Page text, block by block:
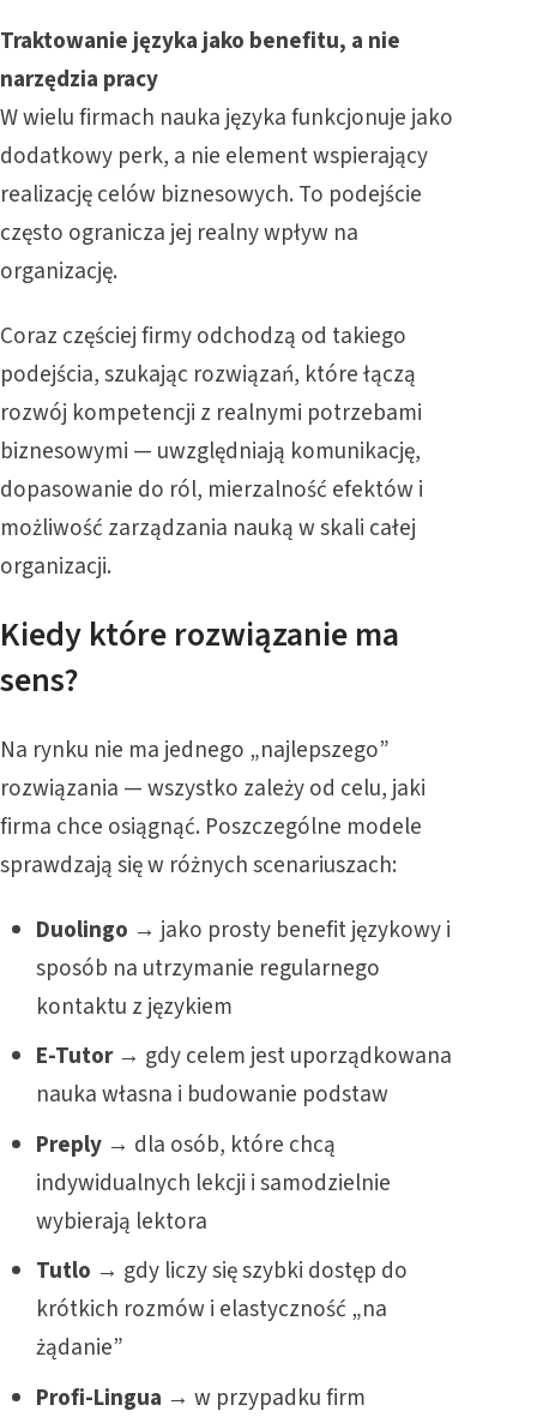
Traktowanie języka jako benefitu, a nie
narzędzia pracy
W wielu firmach nauka języka funkcjonuje jako
dodatkowy perk, a nie element wspierający
realizację celów biznesowych. To podejście
często ogranicza jej realny wpływ na
organizację.
Coraz częściej firmy odchodzą od takiego
podejścia, szukając rozwiązań, które łączą
rozwój kompetencji z realnymi potrzebami
biznesowymi — uwzględniają komunikację,
dopasowanie do ról, mierzalność efektów i
możliwość zarządzania nauką w skali całej
organizacji.
Kiedy które rozwiązanie ma
sens?
Na rynku nie ma jednego „najlepszego”
rozwiązania — wszystko zależy od celu, jaki
firma chce osiągnąć. Poszczególne modele
sprawdzają się w różnych scenariuszach:
Duolingo → jako prosty benefit językowy i
sposób na utrzymanie regularnego
kontaktu z językiem
E-Tutor→ gdy celem jest uporządkowana
nauka własna i budowanie podstaw
Preply → dla osób, które chcą
indywidualnych lekcji i samodzielnie
wybierają lektora
Tutlo → gdy liczy się szybki dostęp do
krótkich rozmów i elastyczność „na
żądanie”
Profi-Lingua → w przypadku firm